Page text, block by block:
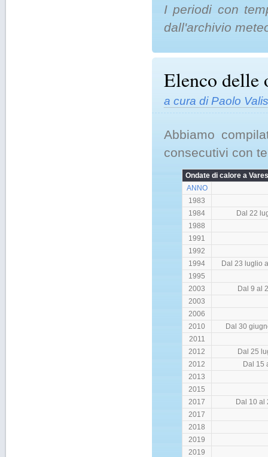
I periodi con
dall'archivio
Elenco delle
a cura di Paolo
Abbiamo
consecutivi con
Ondate di calore a
ANNO
1983
1984
Dal 22
1988
1991
1992
1994
Dal 23 luglio
1995
2003
Dal 9 al
2003
2006
2010
Dal 30
2011
2012
Dal 25
2012
Dal 15
2013
2015
2017
Dal 10 al
2017
2018
2019
2019